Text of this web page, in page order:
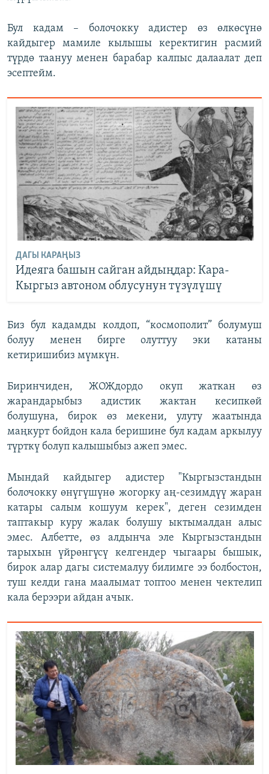
Бул кадам – болочокку адистер өз өлкөсүнө
кайдыгер мамиле кылышы керектигин расмий
түрдө таануу менен барабар калпыс далаалат деп
эсептейм.
ДАГЫ КАРАҢЫЗ
Идеяга башын сайган айдыңдар: Кара-
Кыргыз автоном облусунун түзүлүшү
Биз бул кадамды колдоп, “космополит” болумуш
болуу менен бирге олуттуу эки катаны
кетиришибиз мүмкүн.
Биринчиден, ЖОЖдордо окуп жаткан өз
жарандарыбыз адистик жактан кесипкөй
болушуна, бирок өз мекени, улуту жаатында
маңкурт бойдон кала беришине бул кадам аркылуу
түрткү болуп калышыбыз ажеп эмес.
Мындай кайдыгер адистер "Кыргызстандын
болочокку өнүгүшүнө жогорку аң-сезимдүү жаран
катары салым кошуум керек", деген сезимден
таптакыр куру жалак болушу ыктымалдан алыс
эмес. Албетте, өз алдынча эле Кыргызстандын
тарыхын үйрөнгүсү келгендер чыгаары бышык,
бирок алар дагы системалуу билимге ээ болбостон,
туш келди гана маалымат топтоо менен чектелип
кала берээри айдан ачык.